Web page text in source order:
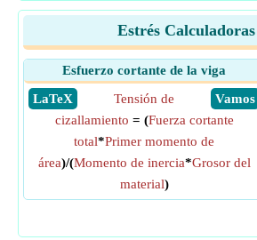
Estrés Calculadoras
Esfuerzo cortante de la viga
​ LaTeX
​ Vamos
Tensión de
cizallamiento = (Fuerza cortante
total*Primer momento de
área)/(Momento de inercia*Grosor del
material)